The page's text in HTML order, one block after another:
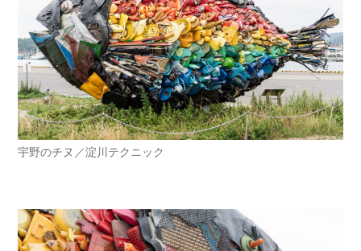
宇野のチヌ／淀川テクニック